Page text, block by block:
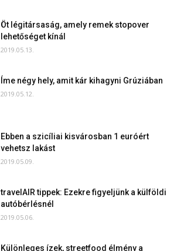
Öt légitársaság, amely remek stopover
lehetőséget kínál
2019.05.13.
Íme négy hely, amit kár kihagyni Grúziában
2019.05.12.
Ebben a szicíliai kisvárosban 1 euróért
vehetsz lakást
2019.05.09.
travelAIR tippek: Ezekre figyeljünk a külföldi
autóbérlésnél
2019.05.06.
Különleges ízek, streetfood élmény a